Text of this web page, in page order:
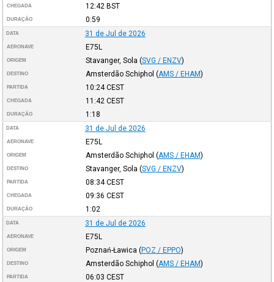
CHEGADA 12:42 BST
DURAÇÃO 0:59
DATA 31 de Jul de 2026
AERONAVE E75L
ORIGEM Stavanger, Sola (SVG / ENZV)
DESTINO Amsterdão Schiphol (AMS / EHAM)
PARTIDA 10:24CEST
CHEGADA 11:42 CEST
DURAÇÃO 1:18
DATA 31 de Jul de 2026
AERONAVE E75L
ORIGEM Amsterdão Schiphol (AMS / EHAM)
DESTINO Stavanger, Sola (SVG / ENZV)
PARTIDA 08:34CEST
CHEGADA 09:36 CEST
DURAÇÃO 1:02
DATA 31 de Jul de 2026
AERONAVE E75L
ORIGEM Poznań-Ławica (POZ / EPPO)
DESTINO Amsterdão Schiphol (AMS / EHAM)
PARTIDA 06:03 CEST